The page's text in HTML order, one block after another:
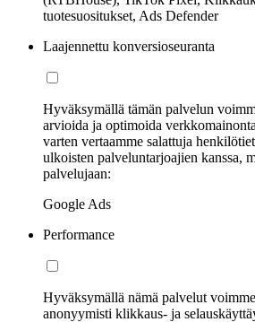
tuotesuositukset, Ads Defender
Laajennettu konversioseuranta
Hyväksymällä tämän palvelun
arvioida ja optimoida
varten vertaamme salattuja
ulkoisten palveluntarjoajien kanssa,
palvelujaan:
Google Ads
Performance
Hyväksymällä nämä palvelut
anonyymisti klikkaus- ja